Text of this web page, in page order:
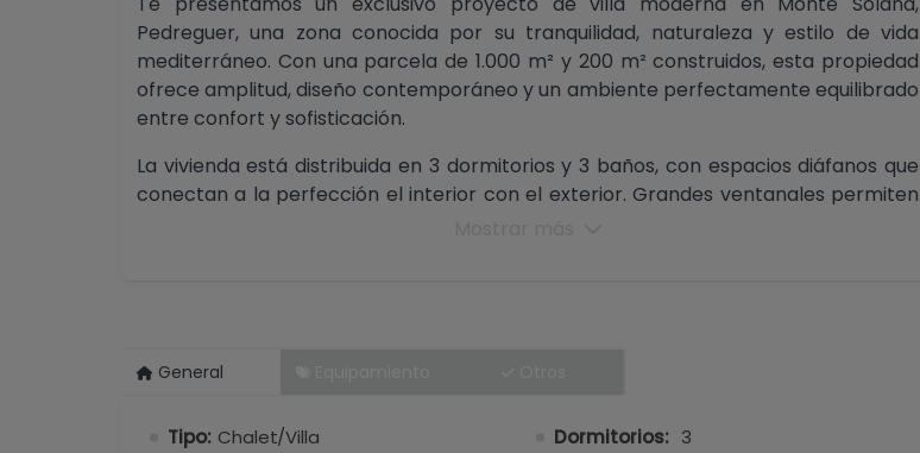
Pedreguer, una zona conocida por su tranquilidad, naturaleza y estilo de vida
mediterráneo. Con una parcela de 1.000 m² y 200 m² construidos, esta propiedad
ofrece amplitud, diseño contemporáneo y un ambiente perfectamente equilibrado
entre confort y sofisticación.
La vivienda está distribuida en 3 dormitorios y 3 baños, con espacios diáfanos que
conectan a la perfección el interior con el exterior. Grandes ventanales permiten
General
Tipo: Chalet/Villa Dormitorios: 3